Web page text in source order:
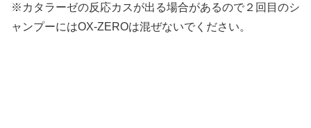
※カタラーゼの反応カスが出る場合があるので２回目のシ
ャンプーにはOX-ZEROは混ぜないでください。